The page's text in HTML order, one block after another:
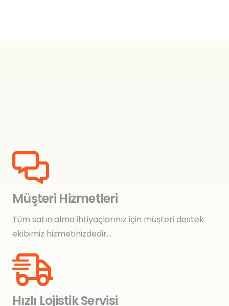
Müşteri Hizmetleri
Tüm satın alma ihtiyaçlarınız için müşteri destek
ekibimiz hizmetinizdedir…
Hızlı Lojistik Servisi